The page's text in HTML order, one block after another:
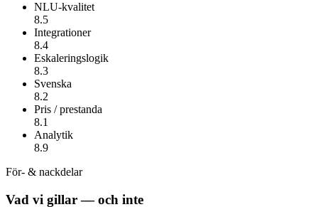
NLU-kvalitet
8.5
Integrationer
8.4
Eskaleringslogik
8.3
Svenska
8.2
Pris / prestanda
8.1
Analytik
8.9
För- & nackdelar
Vad vi gillar — och inte